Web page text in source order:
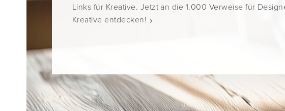
Links für Kreative. Jetzt an die 1.000 Verweise für
Kreative entdecken!